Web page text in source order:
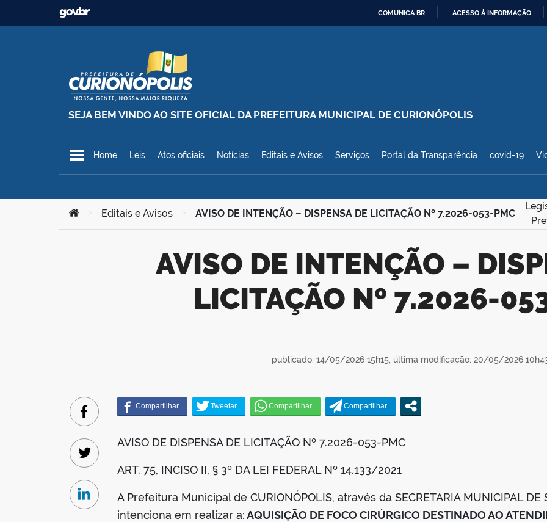
Ir para o conteúdo COMUNICA BR ACESSO À INFORMAÇÃO
SEJA BEM VINDO AO SITE OFICIAL DA PREFEITURA MUNICIPAL DE CURIONÓPOLIS
Prefeitura Municipal de Curionópolis
Home Leis Atos oficiais Notícias Editais e Avisos Serviços Portal da Transparência covid-19
Você está aqui:
Editais e Avisos AVISO DE INTENÇÃO – DISPENSA DE LICITAÇÃO Nº 7.2026-053-PMC
AVISO DE INTENÇÃO – DISPENSA DE
LICITAÇÃO Nº 7.2026-
publicado: 14/05/2026 15h15, última modificação: 20/05/2026
AVISO DE DISPENSA DE LICITAÇÃO Nº 7.2026-053-PMC
ART. 75, INCISO II, § 3º DA LEI FEDERAL Nº 14.133/2021
A Prefeitura Municipal de CURIONÓPOLIS, através da SECRETARIA MUNICIPAL
intenciona em realizar a:AQUISIÇÃO DE FOCO CIRÚRGICO DESTINADO AO
Facebook
Twitter
Linkedin